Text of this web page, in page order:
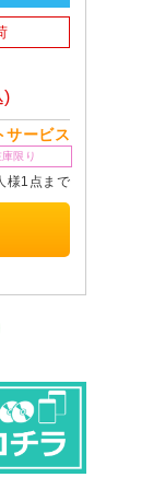
)
サービス
庫限り
様1点まで